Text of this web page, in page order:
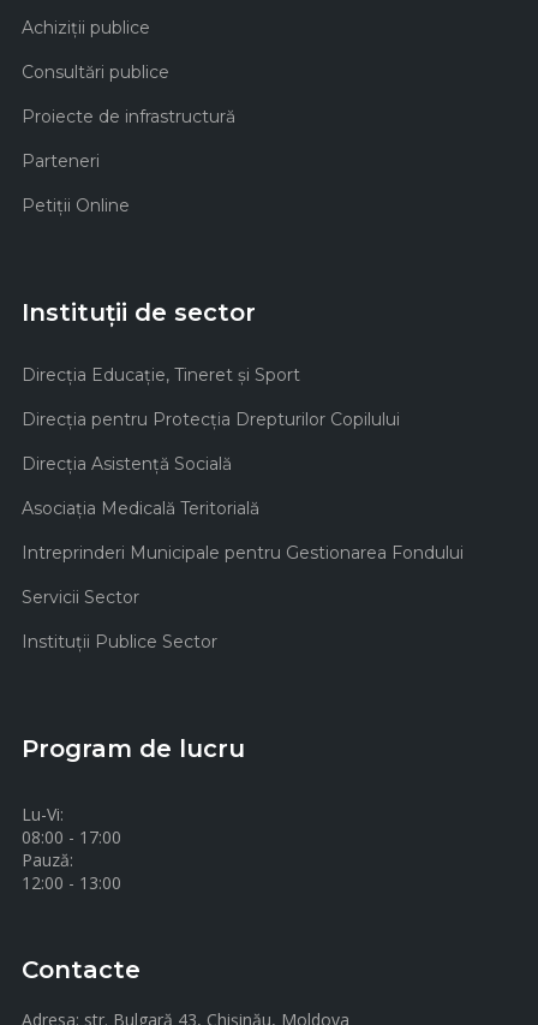
Achiziţii publice
Consultări publice
Proiecte de infrastructură
Parteneri
Petiții Online
Instituții de sector
Direcţia Educaţie, Tineret şi Sport
Direcţia pentru Protecţia Drepturilor Copilului
Direcţia Asistenţă Socială
Asociaţia Medicală Teritorială
Intreprinderi Municipale pentru Gestionarea Fondului
Servicii Sector
Instituţii Publice Sector
Program de lucru
Lu-Vi:
08:00 - 17:00
Pauză:
12:00 - 13:00
Contacte
Adresa: str. Bulgară 43, Chișinău, Moldova